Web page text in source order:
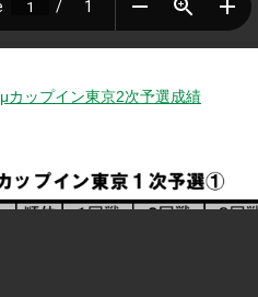
μカップイン東京2次予選成績